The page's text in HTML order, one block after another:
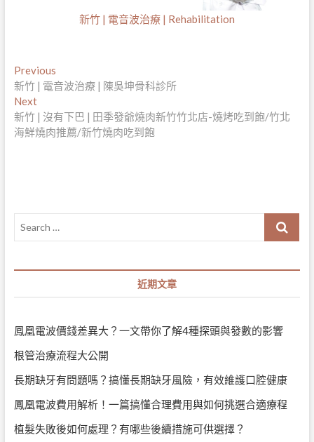
新竹 | 電音波治療 | Rehabilitation
文
章
導
覽
PreviousPrevious
post:
新竹 | 電音波治療 | 陳吳坤骨科診所
NextNext
post:
新竹 | 沒有下巴 | 田季發爺燒肉新竹竹北店-燒烤吃到飽/竹北
海鮮燒肉推薦/新竹燒肉吃到飽
Search
近期文章
鳳凰電波價錢差異大？一文帶你了解4種探頭與發數的影響
根管治療流程大公開
長期缺牙有問題嗎？搞懂長期缺牙風險，有效維護口腔健康
鳳凰電波費用解析！一篇搞懂合理費用與如何挑選合適療程
植髮失敗後如何處理？有哪些後續措施可供選擇？